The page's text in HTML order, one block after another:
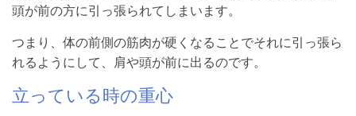
頭が前の方に引っ張られてしまいます。
つまり、体の前側の筋肉が硬くなることでそれに引っ張ら
れるようにして、肩や頭が前に出るのです。
立っている時の重心